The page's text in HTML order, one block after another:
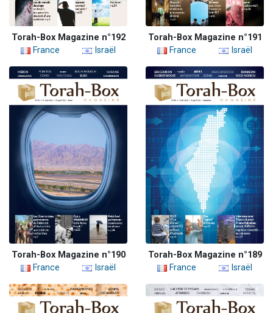
Torah-Box Magazine n°192
France
Israël
Torah-Box Magazine n°191
France
Israël
Torah-Box Magazine n°190
France
Israël
Torah-Box Magazine n°189
France
Israël